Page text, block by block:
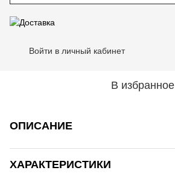
Войти в личный кабинет
В избранное
ОПИСАНИЕ
ХАРАКТЕРИСТИКИ